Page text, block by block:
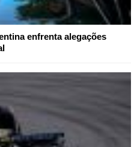
enfrenta alegações